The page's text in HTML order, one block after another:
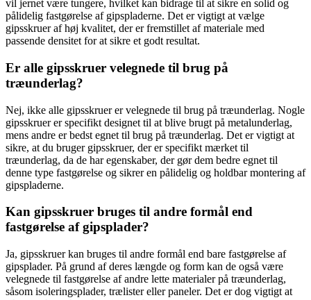
vil jernet være tungere, hvilket kan bidrage til at sikre en solid og
pålidelig fastgørelse af gipspladerne. Det er vigtigt at vælge
gipsskruer af høj kvalitet, der er fremstillet af materiale med
passende densitet for at sikre et godt resultat.
Er alle gipsskruer velegnede til brug på
træunderlag?
Nej, ikke alle gipsskruer er velegnede til brug på træunderlag. Nogle
gipsskruer er specifikt designet til at blive brugt på metalunderlag,
mens andre er bedst egnet til brug på træunderlag. Det er vigtigt at
sikre, at du bruger gipsskruer, der er specifikt mærket til
træunderlag, da de har egenskaber, der gør dem bedre egnet til
denne type fastgørelse og sikrer en pålidelig og holdbar montering af
gipspladerne.
Kan gipsskruer bruges til andre formål end
fastgørelse af gipsplader?
Ja, gipsskruer kan bruges til andre formål end bare fastgørelse af
gipsplader. På grund af deres længde og form kan de også være
velegnede til fastgørelse af andre lette materialer på træunderlag,
såsom isoleringsplader, trælister eller paneler. Det er dog vigtigt at